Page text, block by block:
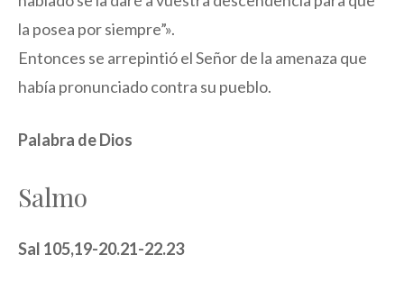
la posea por siempre”».
Entonces se arrepintió el Señor de la amenaza que
había pronunciado contra su pueblo.
Palabra de Dios
Salmo
Sal 105,19-20.21-22.23